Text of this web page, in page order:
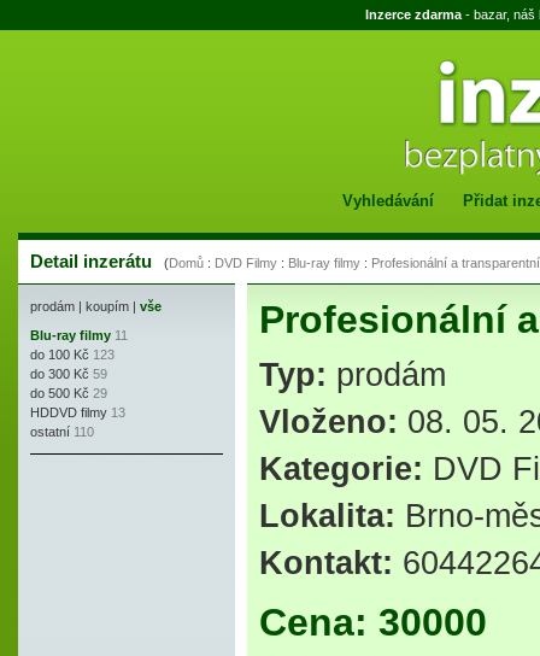
Inzerce zdarma - bazar, náš
Vyhledávání Přidat
Detail inzerátu (Domů : DVD Filmy : Blu-ray filmy : Profesionální a
prodám | koupím | vše
Blu-ray filmy 11
do 100 Kč 123
do 300 Kč 59
do 500 Kč 29
HDDVD filmy 13
ostatní 110
Profesionální
Typ: prodám
Vloženo: 08. 05.
Kategorie: DVD
Lokalita: Brno-
Kontakt:
Cena: 30000